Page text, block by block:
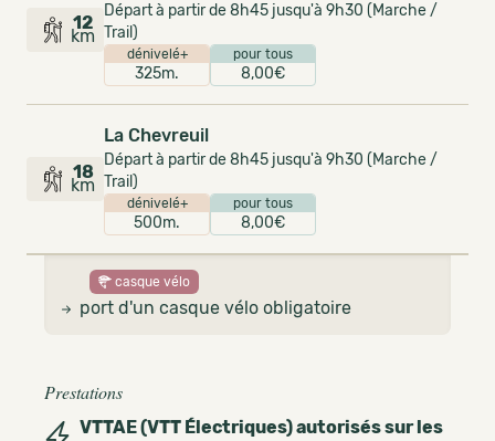
12
km
Départ à partir de 8h45 jusqu'à 9h30 (Marche /
Trail)
dénivelé+
325m.
pour tous
8,00€
18
km
La Chevreuil
Départ à partir de 8h45 jusqu'à 9h30 (Marche /
Trail)
dénivelé+
500m.
pour tous
8,00€
casque vélo
port d'un casque vélo obligatoire
Prestations
VTTAE (VTT Électriques) autorisés sur les